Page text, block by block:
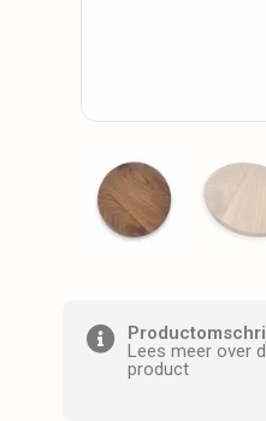
Lees meer over
product